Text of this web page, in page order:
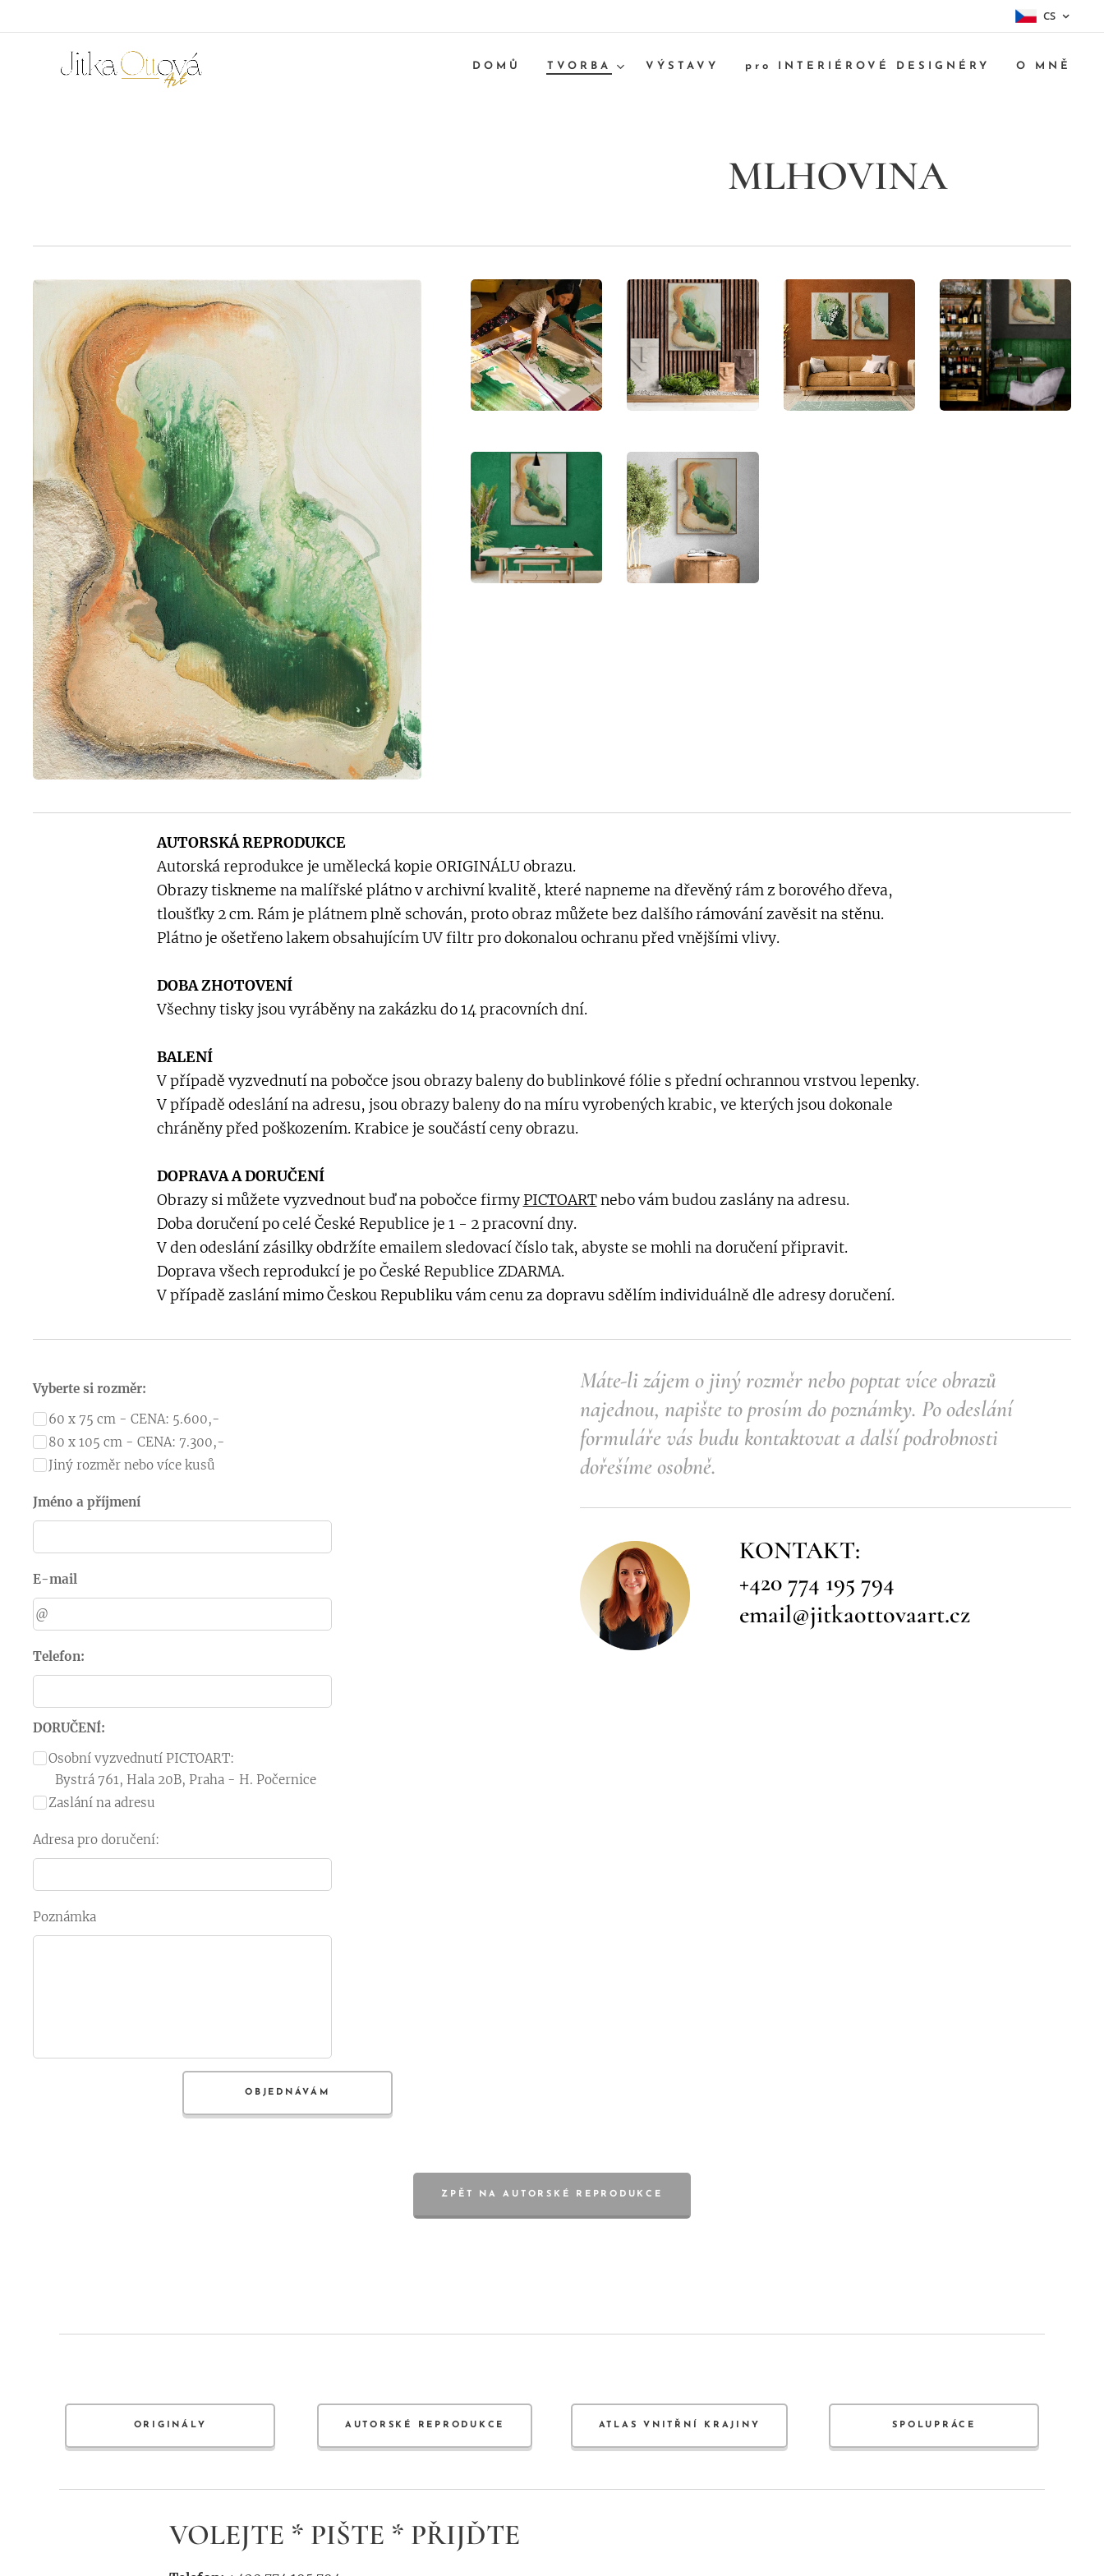
CS
DOMŮ TVORBA VÝSTAVY pro INTERIÉROVÉ DESIGNÉRY O MNĚ
MLHOVINA
AUTORSKÁ REPRODUKCE
Autorská reprodukce je umělecká kopie ORIGINÁLU obrazu.
Obrazy tiskneme na malířské plátno v archivní kvalitě, které napneme na dřevěný rám z borového dřeva,
tloušťky 2 cm. Rám je plátnem plně schován, proto obraz můžete bez dalšího rámování zavěsit na stěnu.
Plátno je ošetřeno lakem obsahujícím UV filtr pro dokonalou ochranu před vnějšími vlivy.
DOBA ZHOTOVENÍ
Všechny tisky jsou vyráběny na zakázku do 14 pracovních dní.
BALENÍ
V případě vyzvednutí na pobočce jsou obrazy baleny do bublinkové fólie s přední ochrannou vrstvou lepenky.
V případě odeslání na adresu, jsou obrazy baleny do na míru vyrobených krabic, ve kterých jsou dokonale
chráněny před poškozením. Krabice je součástí ceny obrazu.
DOPRAVA A DORUČENÍ
Obrazy si můžete vyzvednout buď na pobočce firmy PICTOARTnebo vám budou zaslány na adresu.
Doba doručení po celé České Republice je 1 - 2 pracovní dny.
V den odeslání zásilky obdržíte emailem sledovací číslo tak, abyste se mohli na doručení připravit.
Doprava všech reprodukcí je po České Republice ZDARMA.
V případě zaslání mimo Českou Republiku vám cenu za dopravu sdělím individuálně dle adresy doručení.
Vyberte si rozměr:
60 x 75 cm - CENA: 5.600,-
80 x 105 cm - CENA: 7.300,-
Jiný rozměr nebo více kusů
Jméno a příjmení
E-mail
Telefon:
DORUČENÍ:
Osobní vyzvednutí PICTOART:
Bystrá 761, Hala 20B, Praha - H. Počernice
Zaslání na adresu
Adresa pro doručení:
Poznámka
OBJEDNÁVÁM
Máte-li zájem o jiný rozměr nebo poptat více obrazů
najednou, napište to prosím do poznámky. Po odeslání
formuláře vás budu kontaktovat a další podrobnosti
dořešíme osobně.
KONTAKT:
+420 774 195 794
email@jitkaottovaart.cz
ZPĚT NA AUTORSKÉ REPRODUKCE
ORIGINÁLY AUTORSKÉ REPRODUKCE ATLAS VNITŘNÍ KRAJINY SPOLUPRÁCE
VOLEJTE * PIŠTE * PŘIJĎTE